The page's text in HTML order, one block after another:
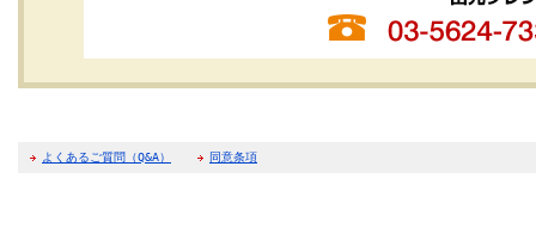
よくあるご質問（Q&A） 同意条項